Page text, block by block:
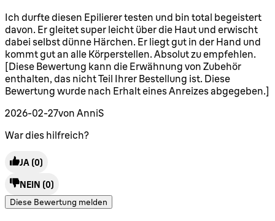
5 Sterne von maximal 5
Ich durfte diesen Epilierer testen und bin total begeistert
davon. Er gleitet super leicht über die Haut und erwischt
dabei selbst dünne Härchen. Er liegt gut in der Hand und
kommt gut an alle Körperstellen. Absolut zu empfehlen.
[Diese Bewertung kann die Erwähnung von Zubehör
enthalten, das nicht Teil Ihrer Bestellung ist. Diese
Bewertung wurde nach Erhalt eines Anreizes abgegeben.]
2026-02-27von AnniS
War dies hilfreich?
JA (0)
NEIN (0)
Diese Bewertung melden